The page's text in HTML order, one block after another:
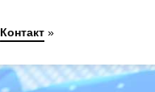
Контакт »